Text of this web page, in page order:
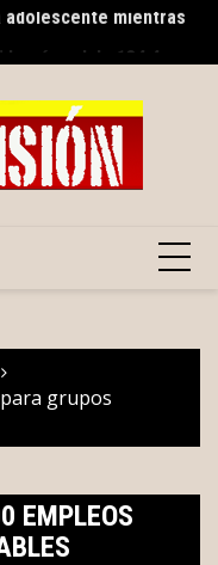
récord de 134.4 mm
grupos
EMPLEOS